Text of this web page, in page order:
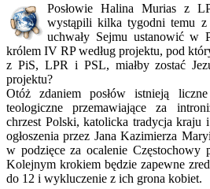
Posłowie Halina Murias z
wystąpili kilka tygodni temu
uchwały Sejmu ustanowić w
królem IV RP według projektu, pod
z PiS, LPR i PSL, miałby zostać
projektu?
Otóż zdaniem posłów istnieją
teologiczne przemawiające za
chrzest Polski, katolicka tradycja kraju
ogłoszenia przez Jana Kazimierza
w podzięce za ocalenie Częstochowy
Kolejnym krokiem będzie zapewne
do 12 i wykluczenie z ich grona kobiet.